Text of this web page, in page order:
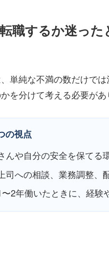
職するか迷った
単純な不満の数だけで
を分けて考える必要があ
の視点
んや自分の安全を保てる
上司への相談、業務調整、
2年働いたときに、経験